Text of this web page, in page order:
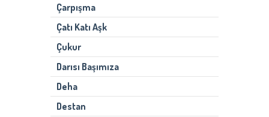
Çarpışma
Çatı Katı Aşk
Çukur
Darısı Başımıza
Deha
Destan